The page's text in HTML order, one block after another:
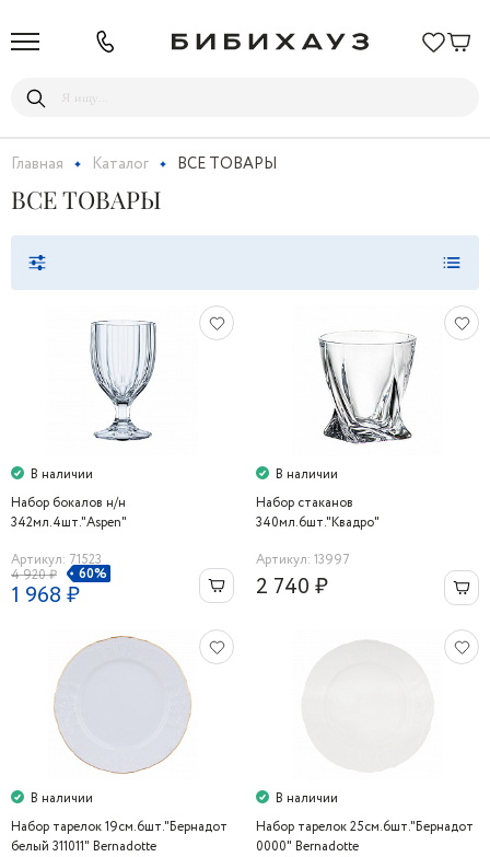
Главная Каталог ВСЕ ТОВАРЫ
ВСЕ ТОВАРЫ
В наличии
Набор бокалов н/н
342мл.4шт."Aspen"
Артикул: 71523
4 920 ₽
60%
1 968 ₽
В наличии
Набор стаканов
340мл.6шт."Квадро"
Артикул: 13997
2 740 ₽
В наличии
Набор тарелок 19см.6шт."Бернадот
белый 311011" Bernadotte
В наличии
Набор тарелок 25см.6шт."Бернадот
0000" Bernadotte